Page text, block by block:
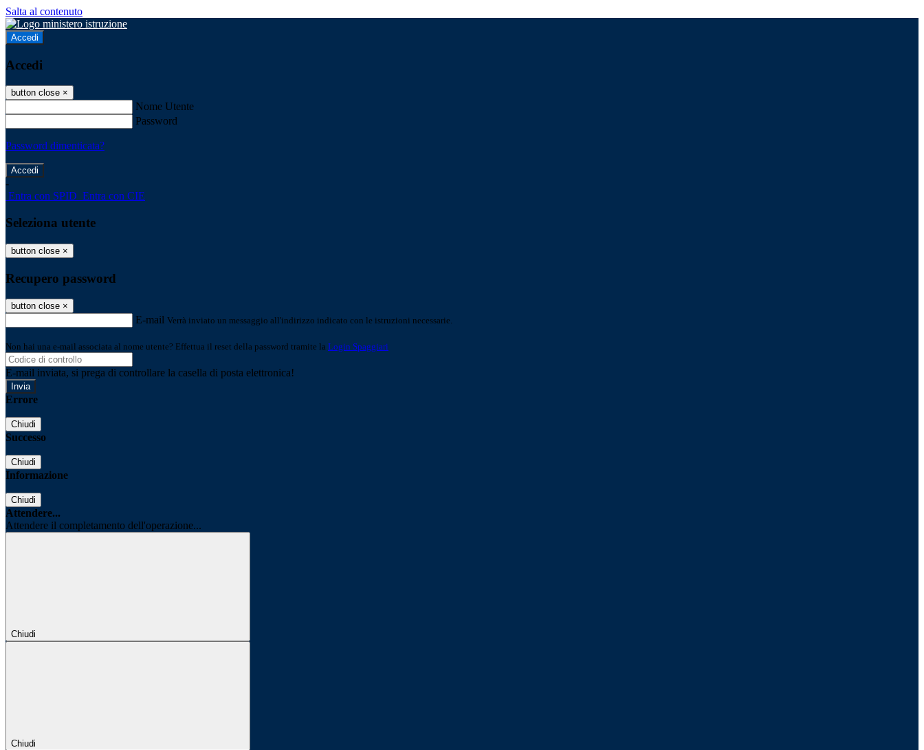
Salta al contenuto
Accedi
Accedi
button close ×
Nome Utente
Password
Password dimenticata?
-
Entra con SPID Entra con CIE
Seleziona utente
button close ×
Recupero password
button close ×
E-mail Verrà inviato un messaggio all'indirizzo indicato con le istruzioni necessarie.
Non hai una e-mail associata al nome utente? Effettua il reset della password tramite la Login Spaggiari
E-mail inviata, si prega di controllare la casella di posta elettronica!
Errore
Chiudi
Successo
Chiudi
Informazione
Chiudi
Attendere...
Attendere il completamento dell'operazione...
Chiudi
Chiudi